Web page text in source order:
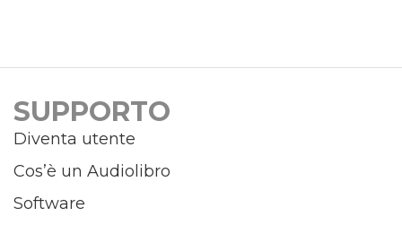
SUPPORTO
Diventa utente
Cos’è un Audiolibro
Software